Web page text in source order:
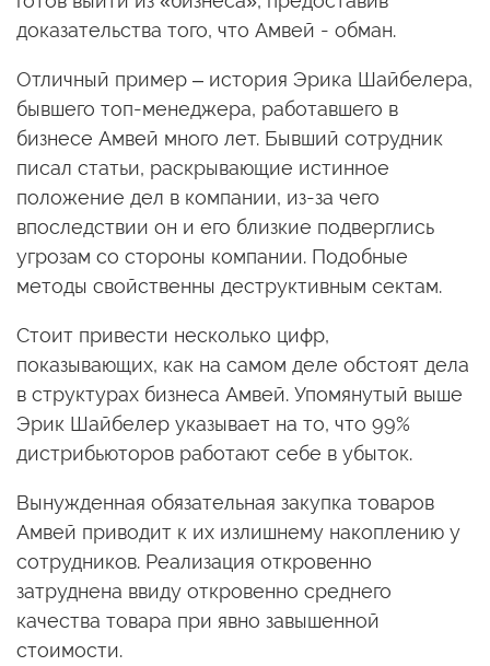
доказательства того, что Амвей - обман.
Отличный пример – история Эрика Шайбелера,
бывшего топ-менеджера, работавшего в
бизнесе Амвей много лет. Бывший сотрудник
писал статьи, раскрывающие истинное
положение дел в компании, из-за чего
впоследствии он и его близкие подверглись
угрозам со стороны компании. Подобные
методы свойственны деструктивным сектам.
Стоит привести несколько цифр,
показывающих, как на самом деле обстоят дела
в структурах бизнеса Амвей. Упомянутый выше
Эрик Шайбелер указывает на то, что 99%
дистрибьюторов работают себе в убыток.
Вынужденная обязательная закупка товаров
Амвей приводит к их излишнему накоплению у
сотрудников. Реализация откровенно
затруднена ввиду откровенно среднего
качества товара при явно завышенной
стоимости.